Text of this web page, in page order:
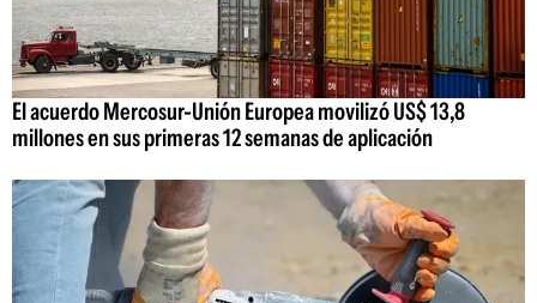
El acuerdo Mercosur-Unión Europea movilizó US$ 13,8
millones en sus primeras 12 semanas de aplicación